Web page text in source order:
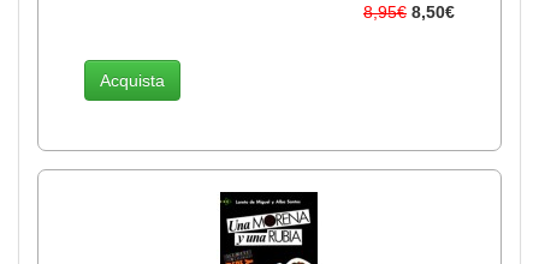
8,95€ 8,50€
Acquista